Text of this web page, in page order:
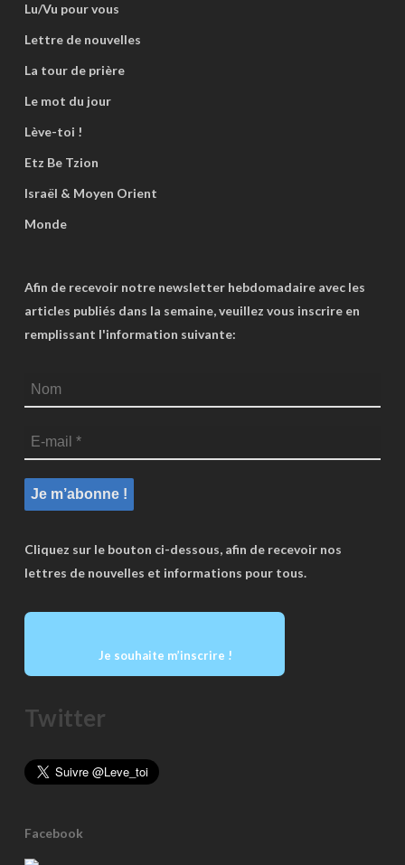
Lu/Vu pour vous
Lettre de nouvelles
La tour de prière
Le mot du jour
Lève-toi !
Etz Be Tzion
Israël & Moyen Orient
Monde
Afin de recevoir notre newsletter hebdomadaire avec les
articles publiés dans la semaine, veuillez vous inscrire en
remplissant l'information suivante:
Cliquez sur le bouton ci-dessous, afin de recevoir nos
lettres de nouvelles et informations pour tous.
Je souhaite m’inscrire !
Twitter
Facebook